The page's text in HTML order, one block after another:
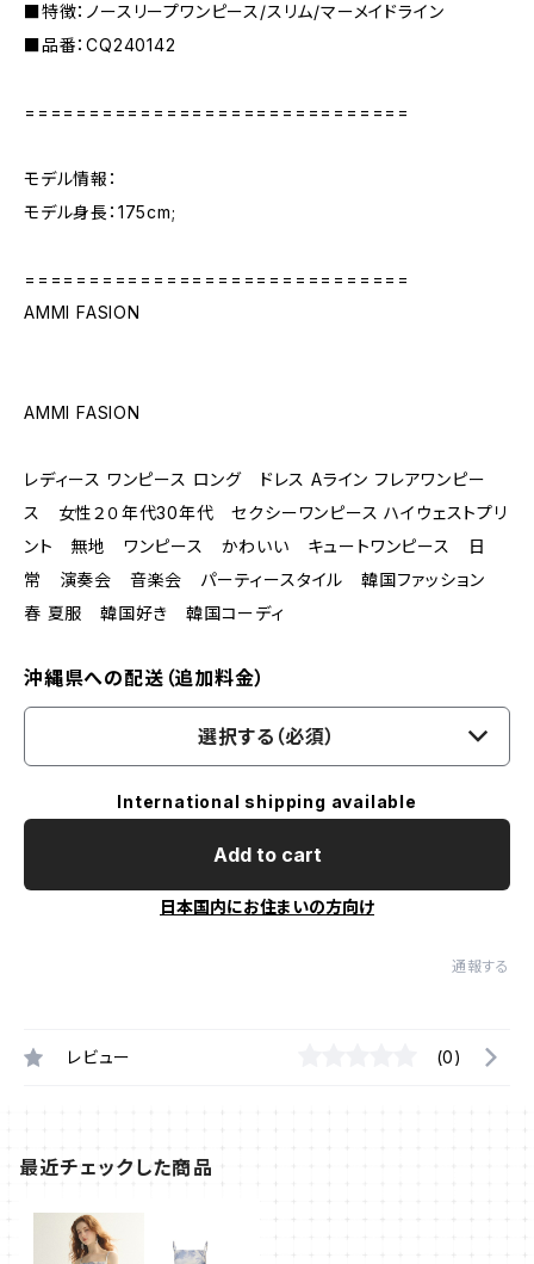
■特徴：ノースリープワンピース/スリム/マーメイドライン
■品番：CQ240142
==============================
モデル情報：
モデル身長：175cm;
==============================
AMMI FASION
AMMI FASION
レディース ワンピース ロング ドレス Aライン フレアワンピー
ス 女性２０年代30年代 セクシーワンピース ハイウェストプリ
ント 無地 ワンピース かわいい キュートワンピース 日
常 演奏会 音楽会 パーティースタイル 韓国ファッション
春 夏服 韓国好き 韓国コーディ
沖縄県への配送（追加料金）
選択する（必須）
International shipping available
Add to cart
日本国内にお住まいの方向け
通報する
レビュー (0)
最近チェックした商品